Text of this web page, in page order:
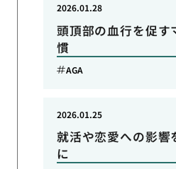
頭頂部の血行を促す
慣
2026.01.28
AGA
就活や恋愛への影響
に
2026.01.25